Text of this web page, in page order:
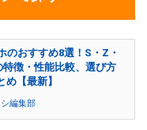
のおすすめ8選！S・Z・
徴・性能比較、選び方
め【最新】
編集部